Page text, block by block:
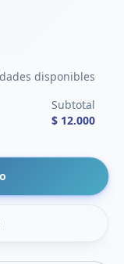
disponibles
Subtotal
$ 12.000